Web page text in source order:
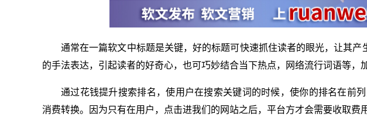
通常在一篇软文中标题是关键，好的标题可快速抓住读者的眼光，让其产
的手法表达，引起读者的好奇心，也可巧妙结合当下热点，网络流行词语等，
通过花钱提升搜索排名，使用户在搜索关键词的时候，使你的排名在前
消费转换。因为只有在用户，点击进我们的网站之后，平台方才会需要收取费